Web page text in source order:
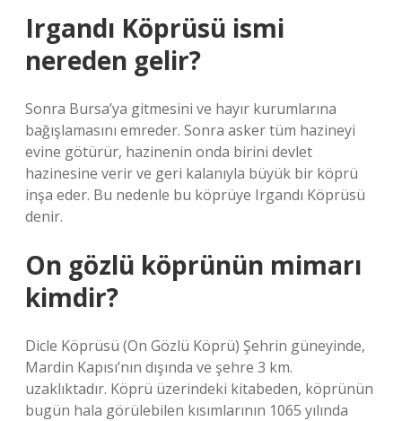
Irgandı Köprüsü ismi
nereden gelir?
Sonra Bursa’ya gitmesini ve hayır kurumlarına
bağışlamasını emreder. Sonra asker tüm hazineyi
evine götürür, hazinenin onda birini devlet
hazinesine verir ve geri kalanıyla büyük bir köprü
inşa eder. Bu nedenle bu köprüye Irgandı Köprüsü
denir.
On gözlü köprünün mimarı
kimdir?
Dicle Köprüsü (On Gözlü Köprü) Şehrin güneyinde,
Mardin Kapısı’nın dışında ve şehre 3 km.
uzaklıktadır. Köprü üzerindeki kitabeden, köprünün
bugün hala görülebilen kısımlarının 1065 yılında